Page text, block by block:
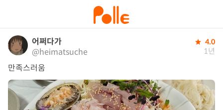
어쩌다가
@heimatsuche
4.0
1년
만족스러움